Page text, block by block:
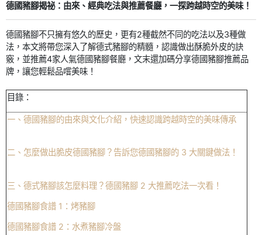
德國豬腳揭祕：由來、經典吃法與推薦餐廳，一探跨越時空的美味！
德國豬腳不只擁有悠久的歷史，更有2種截然不同的吃法以及3種做
法，本文將帶您深入了解德式豬腳的精髓，認識做出酥脆外皮的訣
竅，並推薦4家人氣德國豬腳餐廳，文末還加碼分享德國豬腳推薦品
牌，讓您輕鬆品嚐美味！
目錄：
一、德國豬腳的由來與文化介紹，快速認識跨越時空的美味傳承
二、怎麼做出脆皮德國豬腳？告訴您德國豬腳的 3 大關鍵做法！
三、德式豬腳該怎麼料理？德國豬腳 2 大推薦吃法一次看！
德國豬腳食譜 1：烤豬腳
德國豬腳食譜 2：水煮豬腳冷盤